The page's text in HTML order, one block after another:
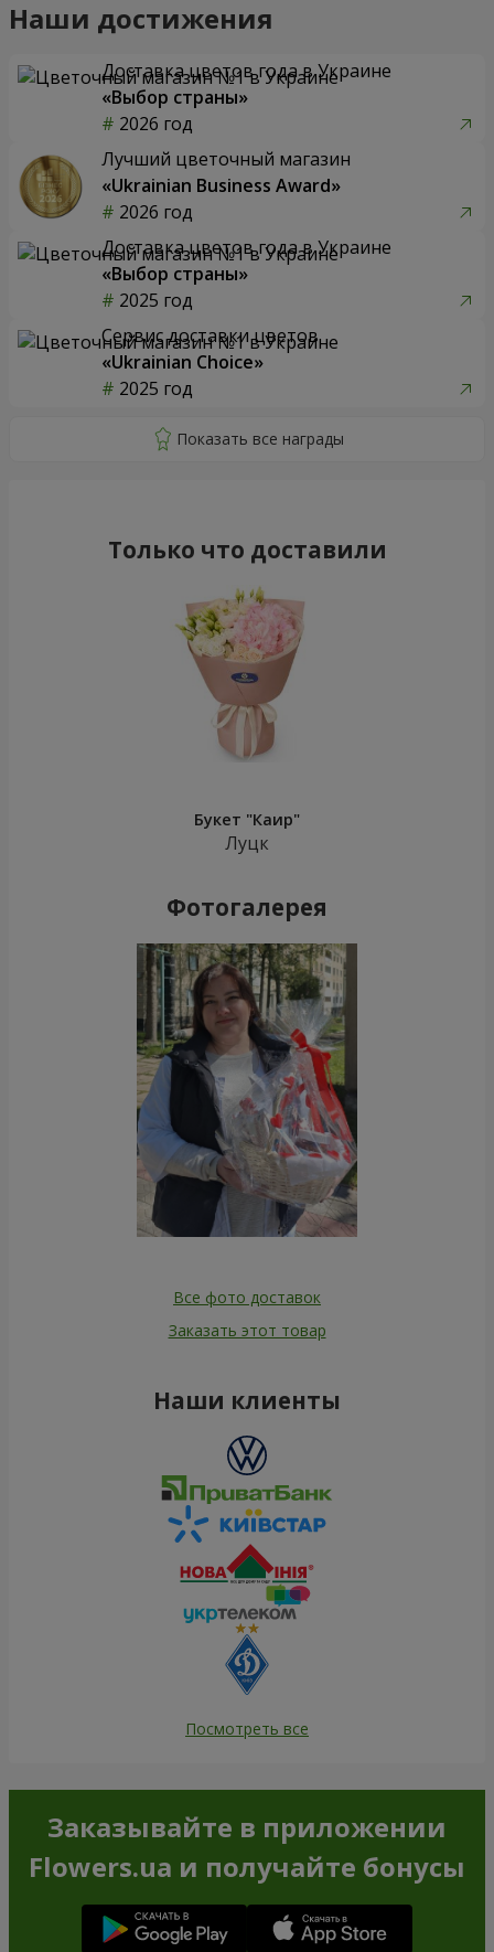
Наши достижения
Доставка цветов года в Украине
«Выбор страны»
2026 год
Лучший цветочный магазин
«Ukrainian Business Award»
2026 год
Доставка цветов года в Украине
«Выбор страны»
2025 год
Сервис доставки цветов
«Ukrainian Choice»
2025 год
Только что доставили
Букет "Каир"
Луцк
Фотогалерея
Все фото доставок
Заказать этот товар
Наши клиенты
Посмотреть все
Заказывайте в приложении
Flowers.ua и получайте бонусы